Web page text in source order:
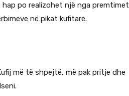
po realizohet një nga premtimet
në pikat kufitare.
më të shpejtë, më pak pritje dhe